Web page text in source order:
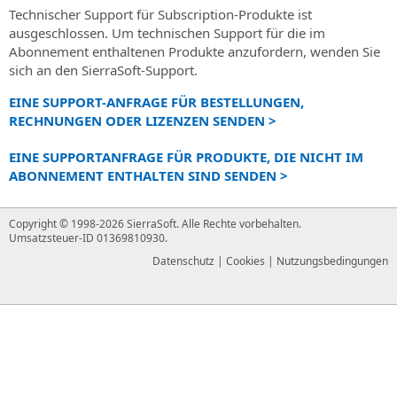
Verkehrswesen
für
Eisenbahn-,
Straßen-
und
SierraSoft
Design
Studio
Software
für
Erweiterung
für
den
Informationsaustausch
SierraSoft
BIM
Software-
Erweiterung
Informationsanalyse
und
Bau
von
Infrastrukturprojekten
Merkmale
des
Abonnements
Aktivierungscodes
für
und
Testversion
anfordern
Technischer
über
SierraSoft
Kontakte
Kontakte
und
Nachrichten
Newsletter
Neueste
(ehemals
Twitter)
Instagram
Newsletter
registrieren
Bleiben
Sie
Neuigkeiten,
Werbeaktionen
Angebote
zu
Dienstleistungen
und
informiert
SierraSoft
B2B
Store
Produkte
direkt
kaufen
Vertragsbedingungen
Lesen
Geschäftsbedingungen
SPRACHE
Italiano
English
Portugûes
Español
Français
Technischer Support für Subscription-Produkte ist
ausgeschlossen. Um technischen Support für die im
Abonnement enthaltenen Produkte anzufordern, wenden Sie
sich an den SierraSoft-Support.
EINE SUPPORT-ANFRAGE FÜR BESTELLUNGEN,
RECHNUNGEN ODER LIZENZEN SENDEN >
EINE SUPPORTANFRAGE FÜR PRODUKTE, DIE NICHT IM
ABONNEMENT ENTHALTEN SIND SENDEN >
Copyright © 1998-2026 SierraSoft.Alle Rechte vorbehalten.
Umsatzsteuer-ID 01369810930.
Datenschutz | Cookies | Nutzungsbedingungen